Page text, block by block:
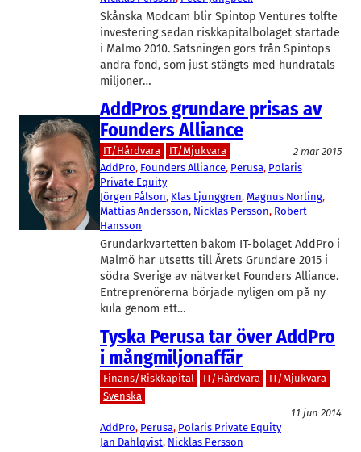
Skånska Modcam blir Spintop Ventures tolfte
investering sedan riskkapitalbolaget startade
i Malmö 2010. Satsningen görs från Spintops
andra fond, som just stängts med hundratals
miljoner…
AddPros grundare prisas av
Founders Alliance
IT/Hårdvara IT/Mjukvara
2 mar 2015
AddPro, Founders Alliance, Perusa, Polaris
Private Equity
Jörgen Pålson, Klas Ljunggren, Magnus Norling
Mattias Andersson, Nicklas Persson, Robert
Hansson
Grundarkvartetten bakom IT-bolaget AddPro i
Malmö har utsetts till Årets Grundare 2015 i
södra Sverige av nätverket Founders Alliance.
Entreprenörerna började nyligen om på ny
kula genom ett…
Tyska Perusa tar över AddPro
i mångmiljonaffär
Finans/Riskkapital IT/Hårdvara
IT/Mjukvara
Svenska
11 jun 2014
AddPro, Perusa, Polaris Private Equity
Jan Dahlqvist, Nicklas Persson